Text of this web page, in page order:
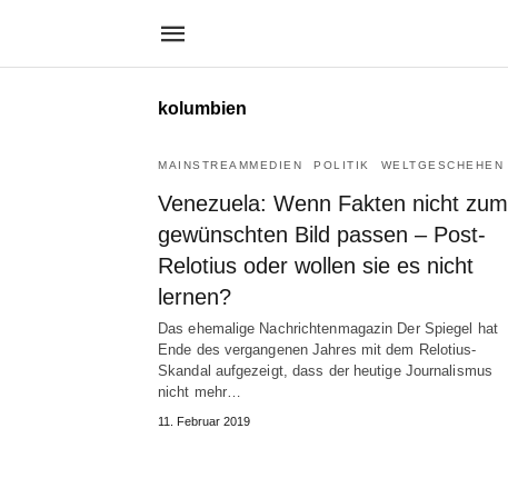
kolumbien
MAINSTREAMMEDIEN POLITIK WELTGESCHEHEN
Venezuela: Wenn Fakten nicht zum
gewünschten Bild passen – Post-
Relotius oder wollen sie es nicht
lernen?
Das ehemalige Nachrichtenmagazin Der Spiegel hat
Ende des vergangenen Jahres mit dem Relotius-
Skandal aufgezeigt, dass der heutige Journalismus
nicht mehr…
11. Februar 2019